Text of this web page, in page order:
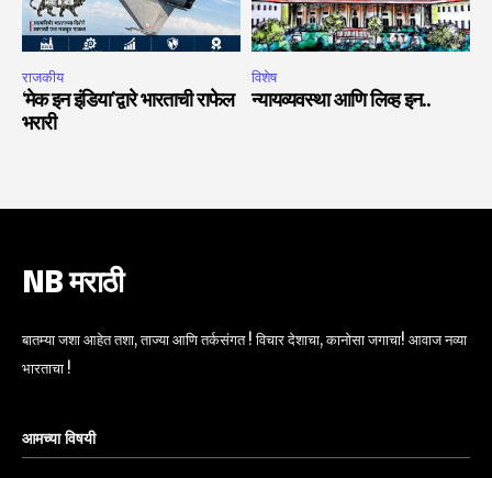
राजकीय
‘मेक इन इंडिया’द्वारे भारताची राफेल
भरारी
विशेष
न्यायव्यवस्था आणि लिव्ह इन..
NB मराठी
बातम्या जशा आहेत तशा, ताज्या आणि तर्कसंगत ! विचार देशाचा, कानोसा जगाचा! आवाज नव्या
भारताचा !
आमच्या विषयी